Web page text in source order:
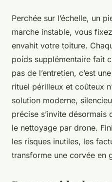
Perchée sur l’échelle, un
marche instable, vous
envahit votre toiture.
poids supplémentaire fait
pas de l’entretien, c’est
rituel périlleux et coûteux
solution moderne,
précise s’invite désormais
le nettoyage par drone.
les risques inutiles, les
transforme une corvée en